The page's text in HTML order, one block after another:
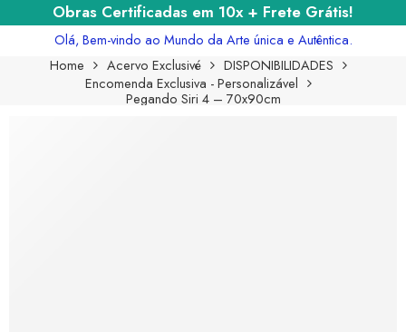
Obras Certificadas em 10x + Frete Grátis!
Olá, Bem-vindo ao Mundo da Arte única e Autêntica.
Home
Acervo Exclusivé
DISPONIBILIDADES
Encomenda Exclusiva - Personalizável
Pegando Siri 4 – 70x90cm